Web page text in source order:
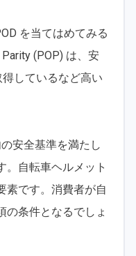
を当てはめてみる
(POP) は、安
しているなど高い
安全基準を満たし
。自転車ヘルメット
素です。消費者が自
の条件となるでしょ